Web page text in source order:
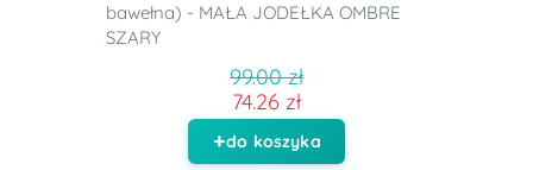
bawełna) - MAŁA JODEŁKA OMBRE
SZARY
99.00 zł
74.26 zł
do koszyka